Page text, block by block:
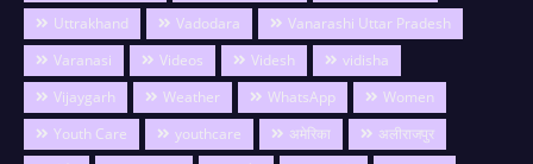
Uttrakhand
Vadodara
Vanarashi Uttar Pradesh
Varanasi
Videos Videsh
vidisha
Vijaygarh
Weather WhatsApp
Women
Youth Care
youthcare अमेरिका
अलीराजपुर